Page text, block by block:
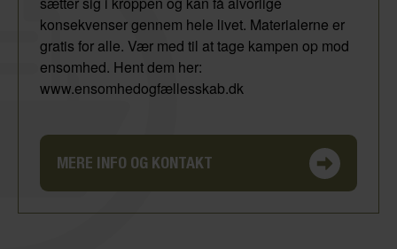
konsekvenser gennem hele livet. Materialerne er
gratis for alle. Vær med til at tage kampen op mod
ensomhed. Hent dem her:
www.ensomhedogfællesskab.dk
MERE INFO OG KONTAKT